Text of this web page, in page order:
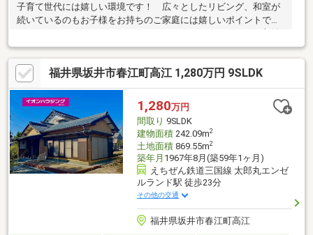
子育て世代には嬉しい環境です！ 広々としたリビング、和室が
続いているのもお子様をお持ちのご家庭には嬉しいポイントでは
ないでしょうか。ウォークインクローゼットをはじめとする収納
も充実していますのも強い味方ですね！病院も車で５分圏内です
ので、何かあった時も心強いです！是非一度ご内覧くださいませ
～！！●春江病院まで 車で約3分☆●ハニーBigBellyMarket春江ま
で 車で約2分☆●福井県児童科学館 エンゼルランドふくいまで
車で約3分☆●セブン-イレブン 春江町江留下店まで 車で約3分
☆●アル・プラザ アミまで 車で約4分☆
福井県坂井市春江町高江 1,280万円 9SLDK
1,280万円
間取り 9SLDK
建物面積242.09m2
土地面積869.55m2
築年月 1967年8月(築59年1ヶ月)
えちぜん鉄道三国線 太郎丸エンゼ
ルランド駅 徒歩23分
その他の交通
福井県坂井市春江町高江